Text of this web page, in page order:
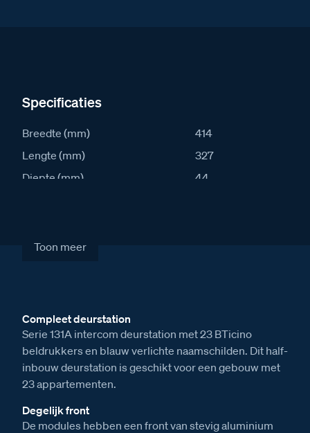
Specificaties
Breedte (mm)
414
Lengte (mm)
327
Diepte (mm)
44
Stroomafname in rust (mA)
Verkoopprijs excl. BTW
Toon meer
Compleet deurstation
Serie 131A intercom deurstation met 23 BTicino
beldrukkers en blauw verlichte naamschilden. Dit half-
inbouw deurstation is geschikt voor een gebouw met
23 appartementen.
Degelijk front
De modules hebben een front van stevig aluminium